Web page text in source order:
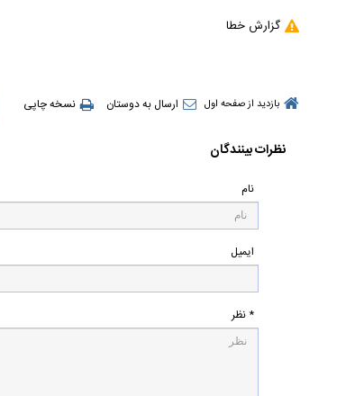
گزارش خطا
بازدید از صفحه اول ارسال به دوستان نسخه چاپی
نظرات بینندگان
نام
ایمیل
* نظر